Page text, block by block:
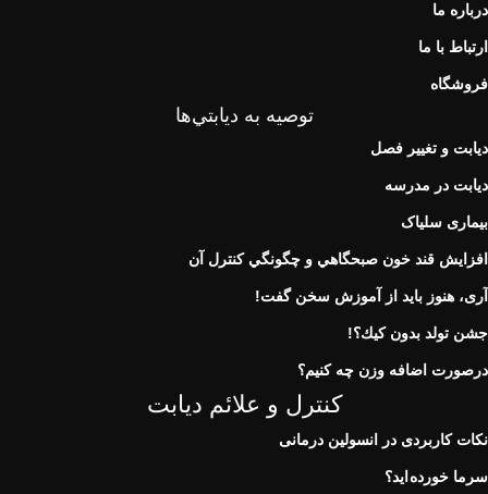
درباره ما
ارتباط با ما
فروشگاه
توصيه به ديابتي‌ها
دیابت و تغییر فصل
دیابت در مدرسه
بیماری سلیاک
افزايش قند خون صبحگاهي و چگونگي كنترل آن
آری، هنوز باید از آموزش سخن گفت!
جشن تولد بدون كيك؟!
درصورت اضافه وزن چه کنیم؟
کنترل و علائم دیابت
نكات كاربردی در انسولين درمانی
سرما خورده اید؟